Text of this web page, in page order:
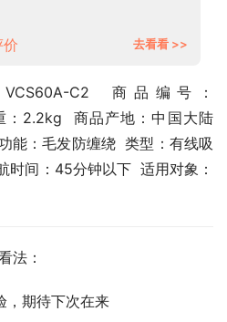
去看看 >>
C2  商品编号：
：2.2kg  商品产地：中国大陆
能：毛发防缠绕  类型：有线吸
时间：45分钟以下  适用对象：
法：
，期待下次在来